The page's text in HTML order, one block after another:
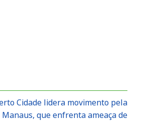
Cidade lidera movimento pela
que enfrenta ameaça de